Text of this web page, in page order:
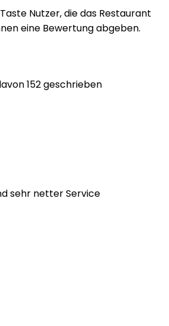
Nutzer, die das Restaurant
eine Bewertung abgeben.
152 geschrieben
sehr netter Service